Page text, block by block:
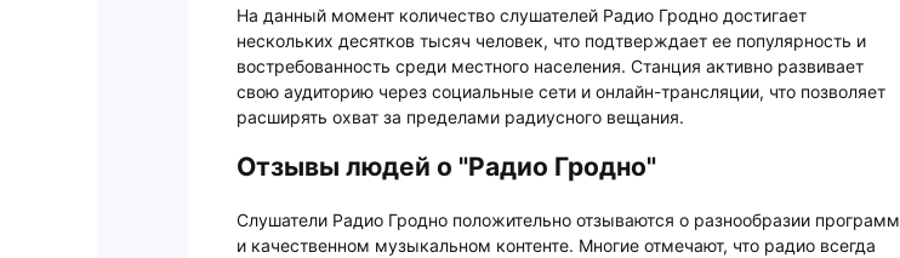
На данный момент количество слушателей Радио Гродно достигает
нескольких десятков тысяч человек, что подтверждает ее популярность и
востребованность среди местного населения. Станция активно развивает
свою аудиторию через социальные сети и онлайн-трансляции, что позволяет
расширять охват за пределами радиусного вещания.
Отзывы людей о "Радио Гродно"
Слушатели Радио Гродно положительно отзываются о разнообразии программ
и качественном музыкальном контенте. Многие отмечают, что радио всегда